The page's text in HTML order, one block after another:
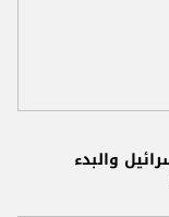
والبدء